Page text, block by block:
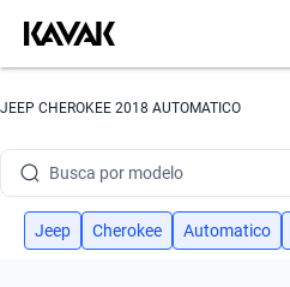
JEEP CHEROKEE 2018 AUTOMATICO
Busca por modelo
Busca por versión
Jeep Cherokee Automatico